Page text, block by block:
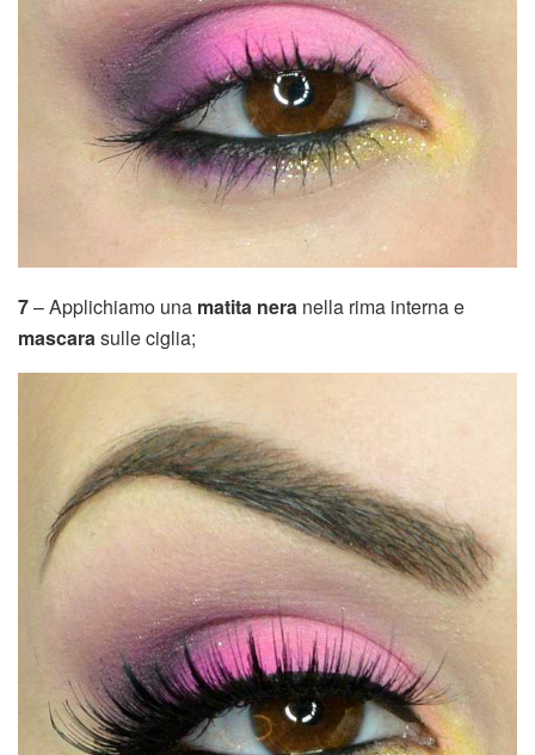
7– Applichiamo una matita nera nella rima interna e
mascarasulle ciglia;